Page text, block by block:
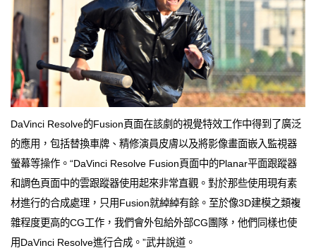
DaVinci Resolve的Fusion頁面在該劇的視覺特效工作中得到了廣泛
的應用，包括替換車牌、精修演員皮膚以及將影像畫面嵌入監視器
螢幕等操作。“DaVinci Resolve Fusion頁面中的Planar平面跟蹤器
和調色頁面中的雲跟蹤器使用起來非常直觀。對於那些使用現有素
材進行的合成處理，只用Fusion就綽綽有餘。至於像3D建模之類複
雜程度更高的CG工作，我們會外包給外部CG團隊，他們同樣也使
用DaVinci Resolve進行合成。”武井說道。